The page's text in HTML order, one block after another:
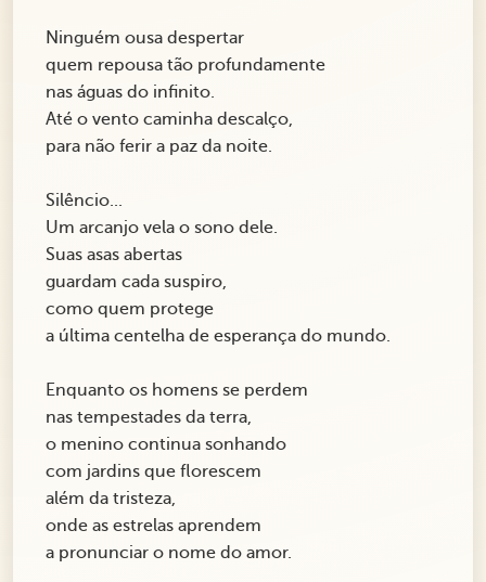
Ninguém ousa despertar
quem repousa tão profundamente
nas águas do infinito.
Até o vento caminha descalço,
para não ferir a paz da noite.
Silêncio...
Um arcanjo vela o sono dele.
Suas asas abertas
guardam cada suspiro,
como quem protege
a última centelha de esperança do mundo.
Enquanto os homens se perdem
nas tempestades da terra,
o menino continua sonhando
com jardins que florescem
além da tristeza,
onde as estrelas aprendem
a pronunciar o nome do amor.